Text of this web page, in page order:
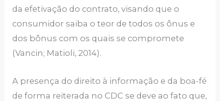
da efetivação do contrato, visando que o
consumidor saiba o teor de todos os ônus e
dos bônus com os quais se compromete
(Vancin; Matioli, 2014).
A presença do direito à informação e da boa-fé
de forma reiterada no CDC se deve ao fato que,